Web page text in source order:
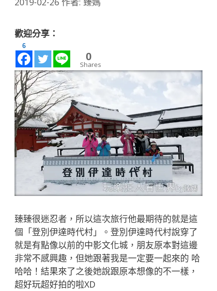
歡迎分享：
6
0
Shares
臻臻很迷忍者，所以這次旅行他最期待的就是這
個「登別伊達時代村」。登別伊達時代村說穿了
就是有點像以前的中影文化城，朋友原本對這邊
非常不感興趣，但她跟著我是一定要一起來的 哈
哈哈！結果來了之後她說跟原本想像的不一樣，
超好玩超好拍的啦XD